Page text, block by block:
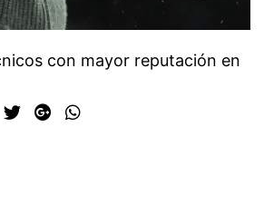
con mayor reputación en